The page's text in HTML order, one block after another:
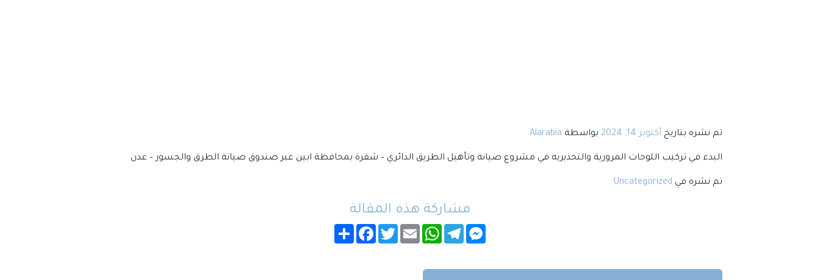
تم نشره بتاريخ أكتوبر 14, 2024 بواسطة Alarabia
البدء في تركيب اللوحات المرورية والتحذيريه في مشروع صيانة وتأهيل الطريق الدائري – شقرة بمحافظة ابين عبر صندوق صيانة الطرق والجسور – عدن
تم نشره في Uncategorized
مشاركة هذه المقالة
انشر
FacebookTwitter Email
WhatsAppTelegramMessenger